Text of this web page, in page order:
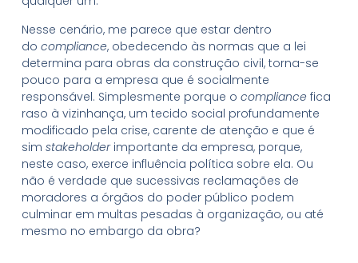
Nesse cenário, me parece que estar dentro
do compliance, obedecendo às normas que a lei
determina para obras da construção civil, torna-se
pouco para a empresa que é socialmente
responsável. Simplesmente porque o compliance fica
raso à vizinhança, um tecido social profundamente
modificado pela crise, carente de atenção e que é
sim stakeholderimportante da empresa, porque,
neste caso, exerce influência política sobre ela. Ou
não é verdade que sucessivas reclamações de
moradores a órgãos do poder público podem
culminar em multas pesadas à organização, ou até
mesmo no embargo da obra?